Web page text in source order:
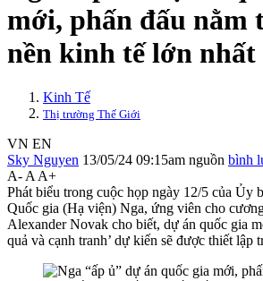
mới, phấn đấu nằm
nền kinh tế lớn
Kinh Tế
Thị trường Thế Giới
VN EN
Sky Nguyen 13/05/24 09:15am nguồn bình
A- A A+
Phát biểu trong cuộc họp ngày 12/5 của Ủy
Quốc gia (Hạ viện) Nga, ứng viên cho
Alexander Novak cho biết, dự án quốc gia
quả và cạnh tranh’ dự kiến sẽ được thiết lập